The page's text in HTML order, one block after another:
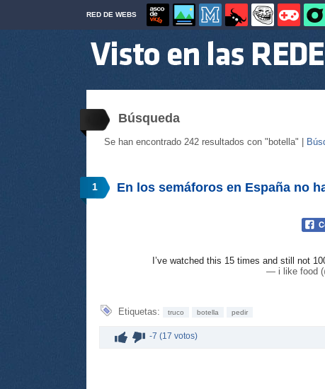
RED DE WEBS
Búsqueda
Se han encontrado 242 resultados con "botella" |
1 En los semáforos en España no
I’ve watched this 15 times and still not
— i like food
Etiquetas: truco botella pedir
-7 (17 votos)